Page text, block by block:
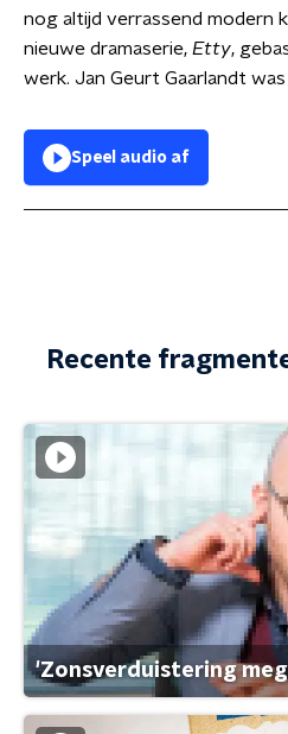
nog altijd verrassend modern
nieuwe dramaserie, Etty,
werk. Jan Geurt Gaarlandt
Speel audio af
Recente
'Zonsverduistering